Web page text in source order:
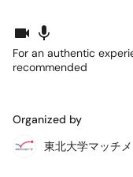
For an authentic
recommended
Organized by
東北大学マッチ